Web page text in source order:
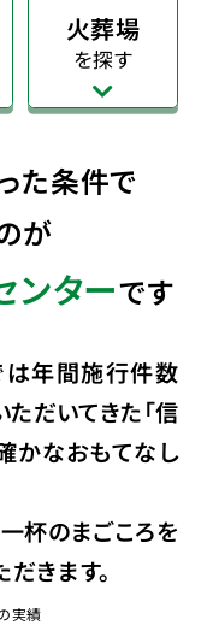
火葬場
を探す
た条件で
が
ンターです
は年間施行件数
だいてきた「信
かなおもてなし
杯のまごころを
きます。
実績